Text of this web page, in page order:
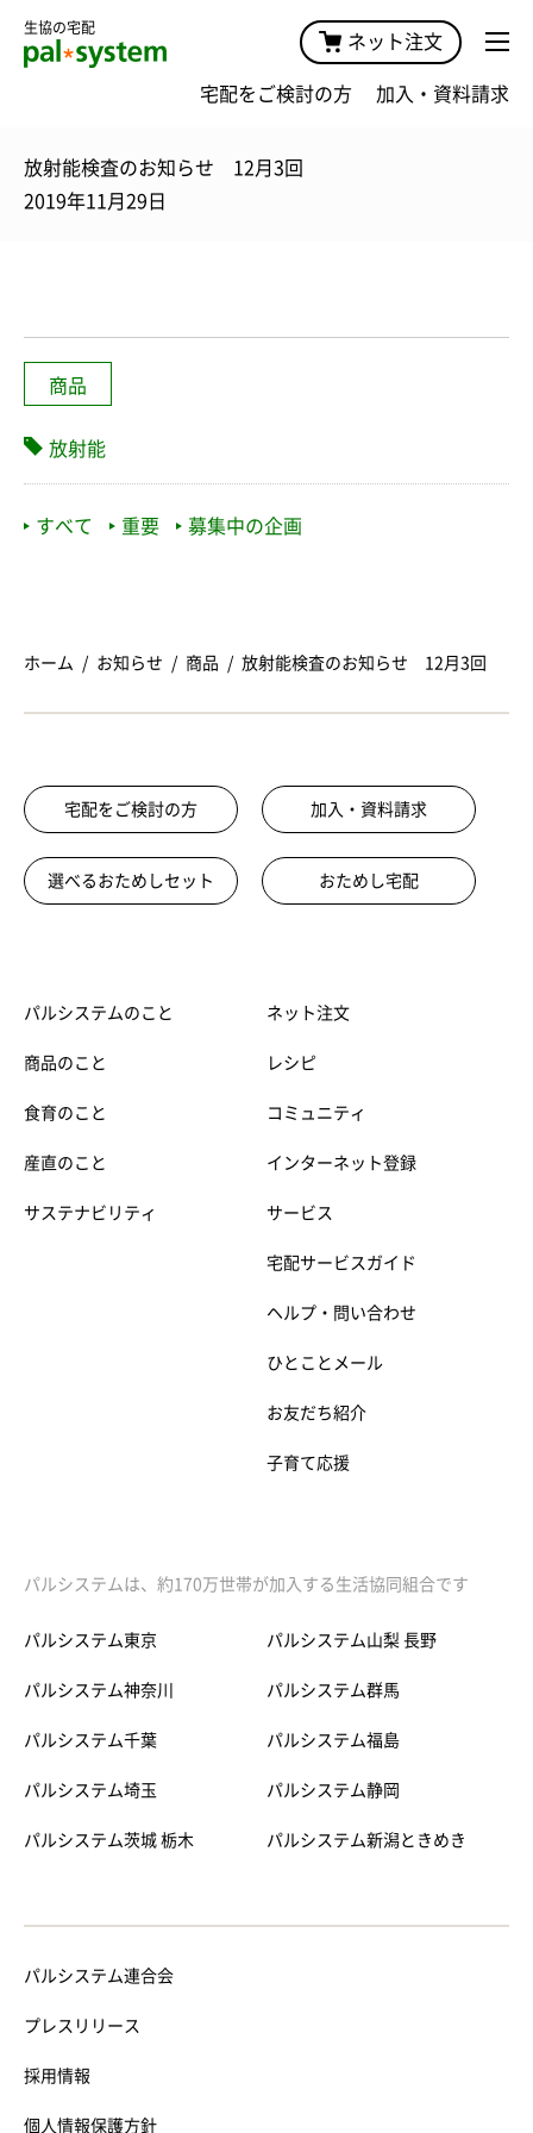
生協の宅配
ネット注文
宅配をご検討の方 加入・資料請求
放射能検査のお知らせ 12月3回
2019年11月29日
商品
放射能
すべて 重要 募集中の企画
ホーム お知らせ 商品 放射能検査のお知らせ 12月3回
宅配をご検討の方 加入・資料請求
選べるおためしセット おためし宅配
パルシステムのこと
商品のこと
食育のこと
産直のこと
サステナビリティ
ネット注文
レシピ
コミュニティ
インターネット登録
サービス
宅配サービスガイド
ヘルプ・問い合わせ
ひとことメール
お友だち紹介
子育て応援
パルシステムは、約170万世帯が加入する生活協同組合です
パルシステム東京
パルシステム神奈川
パルシステム千葉
パルシステム埼玉
パルシステム茨城 栃木
パルシステム山梨 長野
パルシステム群馬
パルシステム福島
パルシステム静岡
パルシステム新潟ときめき
パルシステム連合会
プレスリリース
採用情報
個人情報保護方針